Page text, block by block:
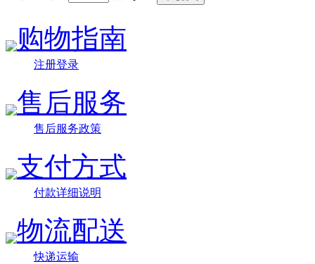
购物指南
注册登录
售后服务
售后服务政策
支付方式
付款详细说明
物流配送
快递运输